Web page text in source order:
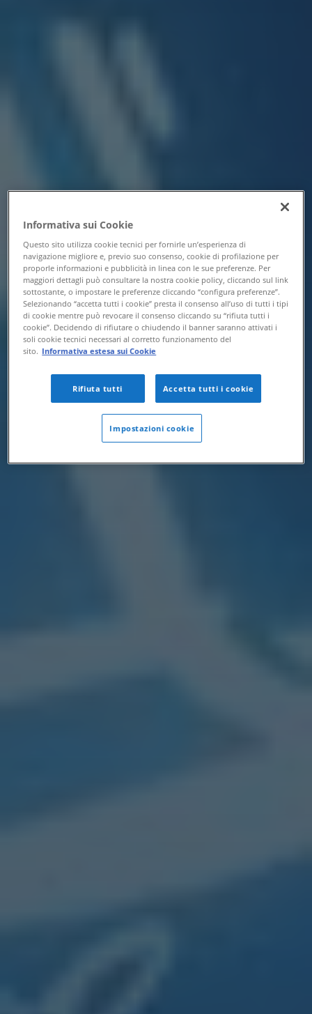
Informativa sui Cookie
Questo sito utilizza cookie tecnici per fornirle un’esperienza di
navigazione migliore e, previo suo consenso, cookie di profilazione per
proporle informazioni e pubblicità in linea con le sue preferenze. Per
maggiori dettagli può consultare la nostra cookie policy, cliccando sul link
sottostante, o impostare le preferenze cliccando “configura preferenze”.
Selezionando “accetta tutti i cookie” presta il consenso all’uso di tutti i tipi
di cookie mentre può revocare il consenso cliccando su “rifiuta tutti i
cookie”. Decidendo di rifiutare o chiudendo il banner saranno attivati i
soli cookie tecnici necessari al corretto funzionamento del
sito. Informativa estesa sui Cookie
Rifiuta tutti Accetta tutti i cookie
Impostazioni cookie